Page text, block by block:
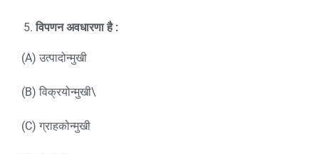
विपणन अवधारणा है:
(A) उत्पादोन्मुखी
(B) विक्रयोन्मुखी\
(C) ग्राहकोन्मुखी